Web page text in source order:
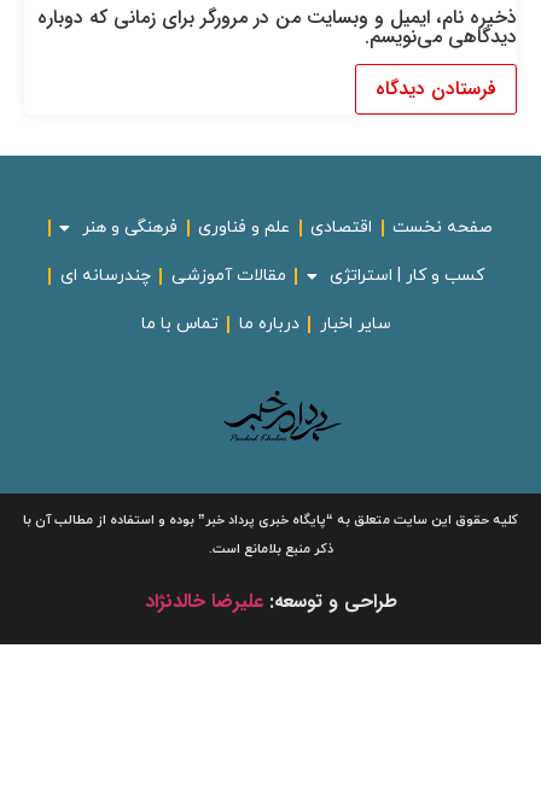
ذخیره نام، ایمیل و وبسایت من در مرورگر برای زمانی که دوباره
دیدگاهی می‌نویسم.
صفحه نخست اقتصادی علم و فناوری فرهنگی و هنر
کسب و کار | استراتژی مقالات آموزشی چندرسانه ای
سایر اخبار درباره ما تماس با ما
کلیه حقوق این سایت متعلق به“پایگاه خبریپرداد خبر”بوده و استفاده از مطالب آن با
ذکر منبع بلامانع است.
طراحی و توسعه:علیرضا خالدنژاد